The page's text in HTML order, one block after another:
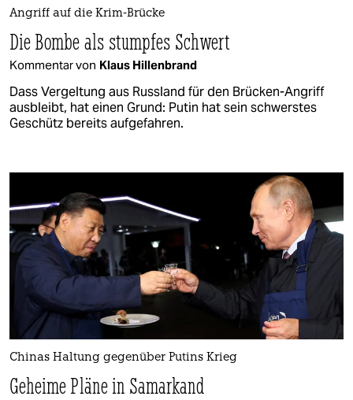
Angriff auf die Krim-Brücke
Die Bombe als stumpfes Schwert
Kommentar von Klaus Hillenbrand
Dass Vergeltung aus Russland für den Brücken-Angriff
ausbleibt, hat einen Grund: Putin hat sein schwerstes
Geschütz bereits aufgefahren.
Chinas Haltung gegenüber Putins Krieg
Geheime Pläne in Samarkand